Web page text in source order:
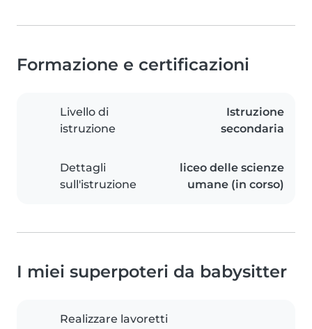
Formazione e certificazioni
Livello di
istruzione
Istruzione
secondaria
Dettagli
sull'istruzione
liceo delle scienze
umane (in corso)
I miei superpoteri da babysitter
Realizzare lavoretti